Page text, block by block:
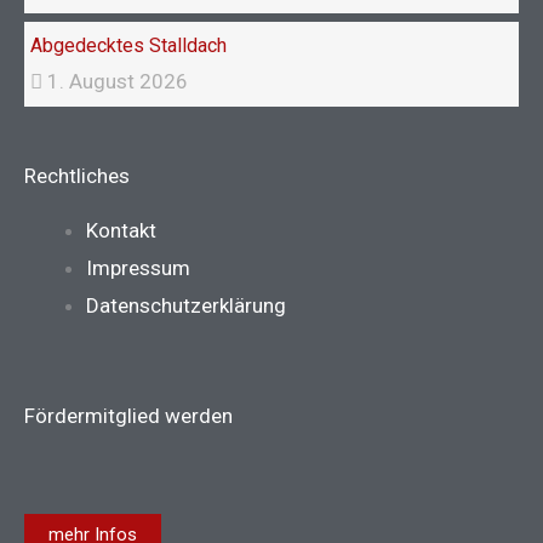
Abgedecktes Stalldach
1. August 2026
Rechtliches
Main
Menu
Kontakt
Impressum
Datenschutzerklärung
Fördermitglied werden
mehr Infos